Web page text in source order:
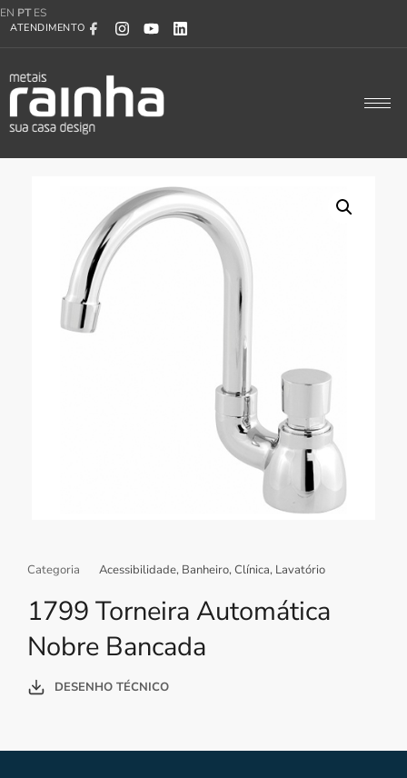
EN PT ES
ATENDIMENTO
Categoria Acessibilidade, Banheiro,Clínica, Lavatório
1799 Torneira Automática
Nobre Bancada
DESENHO TÉCNICO